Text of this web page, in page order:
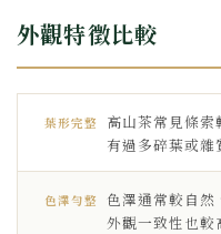
外觀特徵比較
葉形完整
高山茶常見條
有過多碎葉或雜
色澤勻整
色澤通常較自然
外觀一致性也較